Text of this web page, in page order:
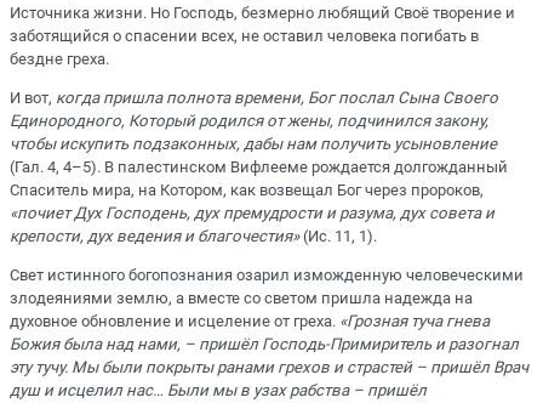
Источника жизни. Но Господь, безмерно любящий Своё творение и
заботящийся о спасении всех, не оставил человека погибать в
бездне греха.
И вот, когда пришла полнота времени, Бог послал Сына Своего
Единородного, Который родился от жены, подчинился закону,
чтобы искупить подзаконных, дабы нам получить усыновление
(Гал. 4, 4–5). В палестинском Вифлееме рождается долгожданный
Спаситель мира, на Котором, как возвещал Бог через пророков,
«почиет Дух Господень, дух премудрости и разума, дух совета и
крепости, дух ведения и благочестия»(Ис. 11, 1).
Свет истинного богопознания озарил изможденную человеческими
злодеяниями землю, а вместе со светом пришла надежда на
духовное обновление и исцеление от греха. «Грозная туча гнева
Божия была над нами, – пришёл Господь-Примиритель и разогнал
эту тучу. Мы были покрыты ранами грехов и страстей – пришёл Врач
душ и исцелил нас… Были мы в узах рабства – пришёл